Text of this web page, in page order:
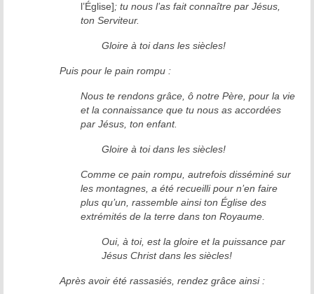
l’Église]; tu nous l’as fait connaître par Jésus,
ton Serviteur.
Gloire à toi dans les siècles!
Puis pour le pain rompu :
Nous te rendons grâce, ô notre Père, pour la vie
et la connaissance que tu nous as accordées
par Jésus, ton enfant.
Gloire à toi dans les siècles!
Comme ce pain rompu, autrefois disséminé sur
les montagnes, a été recueilli pour n’en faire
plus qu’un, rassemble ainsi ton Église des
extrémités de la terre dans ton Royaume.
Oui, à toi, est la gloire et la puissance par
Jésus Christ dans les siècles!
Après avoir été rassasiés, rendez grâce ainsi :